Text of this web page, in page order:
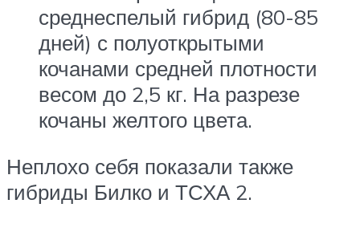
среднеспелый гибрид (80-85
дней) с полуоткрытыми
кочанами средней плотности
весом до 2,5 кг. На разрезе
кочаны желтого цвета.
Неплохо себя показали также
гибриды Билко и ТСХА 2.